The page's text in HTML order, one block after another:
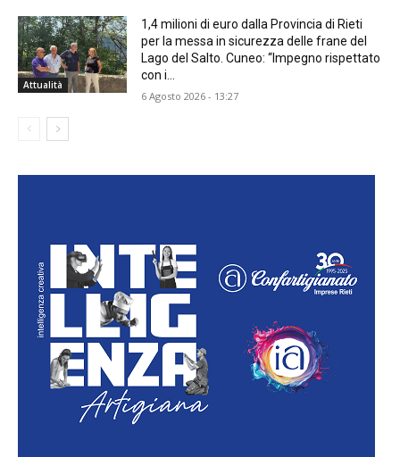
Attualità
1,4 milioni di euro dalla Provincia di Rieti
per la messa in sicurezza delle frane del
Lago del Salto. Cuneo: “Impegno rispettato
con i...
6 Agosto 2026 - 13:27